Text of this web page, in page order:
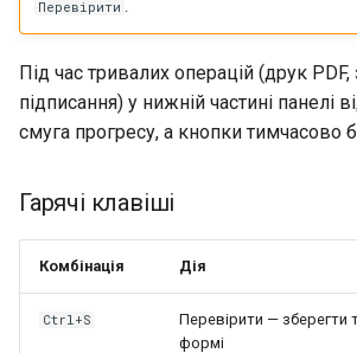
Перевірити
Під час тривалих операцій (друк
підписання) у нижній частині панелі
смуга прогресу, а кнопки тимчасово
Гарячі клавіші
Комбінація Дія
Ctrl+S
Перевірити — зберегти
формі